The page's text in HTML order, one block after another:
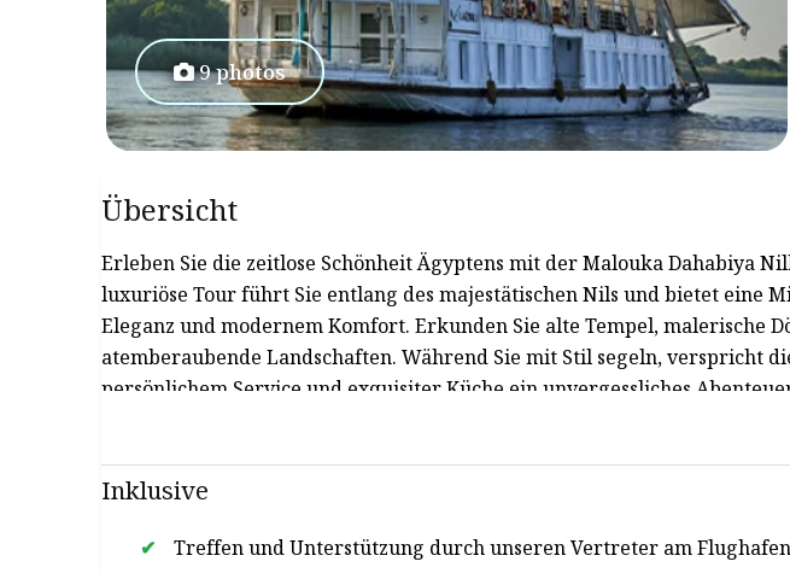
9 photos
Übersicht
Erleben Sie die zeitlose Schönheit Ägyptens mit der Malouka Dahabiya
luxuriöse Tour führt Sie entlang des majestätischen Nils und bietet eine
Eleganz und modernem Komfort. Erkunden Sie alte Tempel, malerische
atemberaubende Landschaften. Während Sie mit Stil segeln, verspricht
persönlichem Service und exquisiter Küche ein unvergessliches
Schätze Ägyptens und genießen Sie die Ruhe des Flusses auf dieser
Inklusive
Treffen und Unterstützung durch unseren Vertreter am